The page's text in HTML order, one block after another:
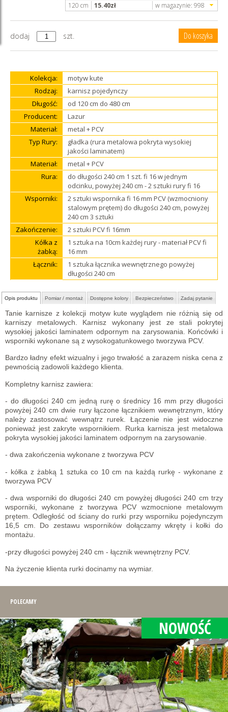
120 cm 15.40zł w magazynie: 998
dodaj szt.
Kolekcja:
motyw kute
Rodzaj:
karnisz pojedynczy
Długość:
od 120 cm do 480 cm
Producent:
Lazur
Materiał:
metal + PCV
Typ Rury:
gładka (rura metalowa pokryta wysokiej
jakości laminatem)
Materiał:
metal + PCV
Rura:
do długości 240 cm 1 szt. fi 16 w jednym
odcinku, powyżej 240 cm - 2 sztuki rury fi 16
Wsporniki:
2 sztuki wspornika fi 16 mm PCV (wzmocniony
stalowym prętem) do długości 240 cm, powyżej
240 cm 3 sztuki
Zakończenie:
2 sztuki PCV fi 16mm
Kółka z
żabką:
1 sztuka na 10cm każdej rury - materiał PCV fi
16 mm
Łącznik:
1 sztuka łącznika wewnętrznego powyżej
długości 240 cm
Opis produktu Pomiar / montaż Dostępne kolory Bezpieczeństwo Zadaj pytanie
Tanie karnisze z kolekcji motyw kute wyglądem nie różnią się od
karniszy metalowych. Karnisz wykonany jest ze stali pokrytej
wysokiej jakości laminatem odpornym na zarysowania. Końcówki i
wsporniki wykonane są z wysokogatunkowego tworzywa PCV.
Bardzo ładny efekt wizualny i jego trwałość a zarazem niska cena z
pewnością zadowoli każdego klienta.
Kompletny karnisz zawiera:
- do długości 240 cm jedną rurę o średnicy 16 mm przy długości
powyżej 240 cm dwie rury łączone łącznikiem wewnętrznym, który
należy zastosować wewnątrz rurek. Łączenie nie jest widoczne
ponieważ jest zakryte wspornikiem. Rurka karnisza jest metalowa
pokryta wysokiej jakości laminatem odpornym na zarysowanie.
- dwa zakończenia wykonane z tworzywa PCV
- kółka z żabką 1 sztuka co 10 cm na każdą rurkę - wykonane z
tworzywa PCV
- dwa wsporniki do długości 240 cm powyżej długości 240 cm trzy
wsporniki, wykonane z tworzywa PCV wzmocnione metalowym
prętem. Odległość od ściany do rurki przy wsporniku pojedynczym
16,5 cm. Do zestawu wsporników dołączamy wkręty i kołki do
montażu.
-przy długości powyżej 240 cm - łącznik wewnętrzny PCV.
Na życzenie klienta rurki docinamy na wymiar.
POLECAMY
NOWOŚĆ